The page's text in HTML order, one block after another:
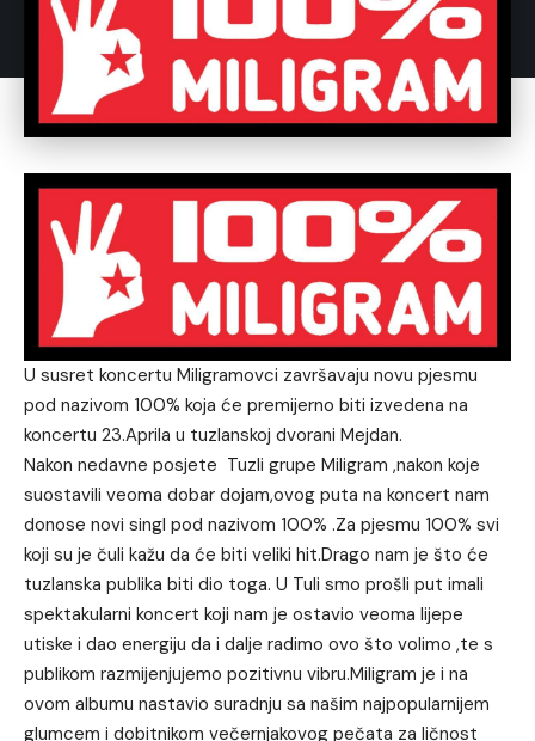
U susret koncertu Miligramovci završavaju novu pjesmu
pod nazivom 100% koja će premijerno biti izvedena na
koncertu 23.Aprila u tuzlanskoj dvorani Mejdan.
Nakon nedavne posjete Tuzli grupe Miligram ,nakon koje
suostavili veoma dobar dojam,ovog puta na koncert nam
donose novi singl pod nazivom 100% .Za pjesmu 100% svi
koji su je čuli kažu da će biti veliki hit.Drago nam je što će
tuzlanska publika biti dio toga. U Tuli smo prošli put imali
spektakularni koncert koji nam je ostavio veoma lijepe
utiske i dao energiju da i dalje radimo ovo što volimo ,te s
publikom razmijenjujemo pozitivnu vibru.Miligram je i na
ovom albumu nastavio suradnju sa našim najpopularnijem
glumcem i dobitnikom večernjakovog pečata za ličnost